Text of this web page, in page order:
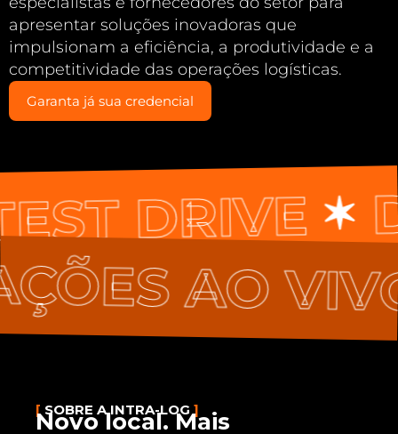
apresentar soluções inovadoras que
impulsionam a eficiência, a produtividade e a
competitividade das operações logísticas.
Garanta já sua credencial
DRIVE ✶
AO
[ SOBRE A INTRA-LOG]
Novo local. Mais